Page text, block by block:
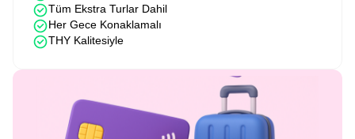
Tüm Ekstra Turlar Dahil
Her Gece Konaklamalı
THY Kalitesiyle